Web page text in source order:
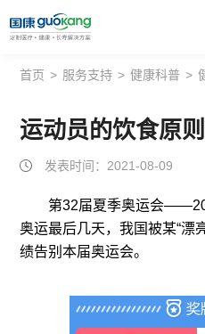
首页
面向会员
面向企业
服务支持
关于我们
首页 > 服务支持 > 健康科普 >
运动员的饮食原
发表时间：2021-08-09
第32届夏季奥运会
奥运最后几天，我国被某“漂
绩告别本届奥运会。